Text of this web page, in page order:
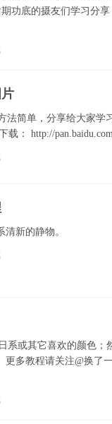
功底的摄友们学习分
简单，分享给大家学
载： http://
新的静物。
系或其它喜欢的颜色；
多教程请关注@换了